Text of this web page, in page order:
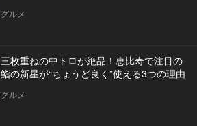
グルメ
三枚重ねの中トロが絶品！恵比寿で注目の
鮨の新星が“ちょうど良く”使える3つの理由
グルメ